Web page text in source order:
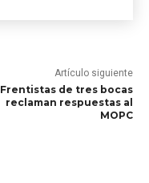
Artículo siguiente
Frentistas de tres bocas
reclaman respuestas al
MOPC